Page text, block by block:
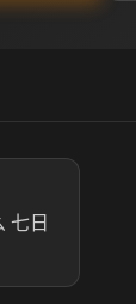
七日